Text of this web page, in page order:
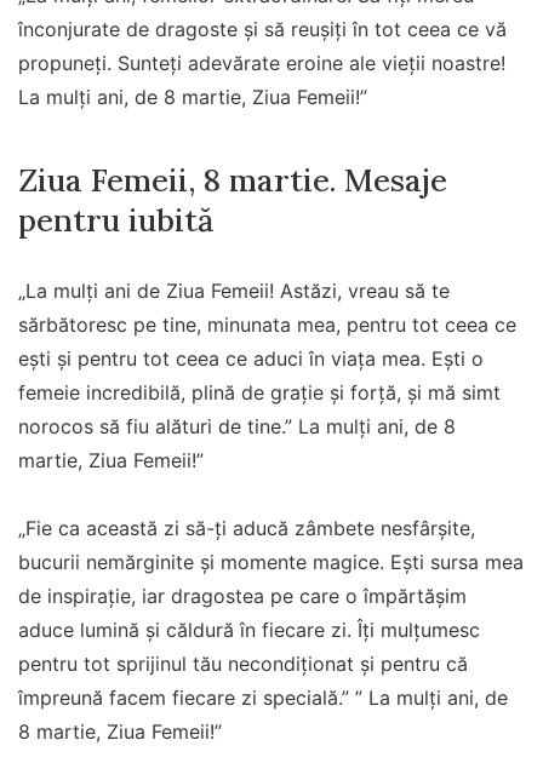
înconjurate de dragoste și să reușiți în tot ceea ce vă
propuneți. Sunteți adevărate eroine ale vieții noastre!
La mulţi ani, de 8 martie, Ziua Femeii!”
Ziua Femeii, 8 martie. Mesaje
pentru iubită
„La mulți ani de Ziua Femeii! Astăzi, vreau să te
sărbătoresc pe tine, minunata mea, pentru tot ceea ce
ești și pentru tot ceea ce aduci în viața mea. Ești o
femeie incredibilă, plină de grație și forță, și mă simt
norocos să fiu alături de tine.” La mulţi ani, de 8
martie, Ziua Femeii!”
„Fie ca această zi să-ți aducă zâmbete nesfârșite,
bucurii nemărginite și momente magice. Ești sursa mea
de inspirație, iar dragostea pe care o împărtășim
aduce lumină și căldură în fiecare zi. Îți mulțumesc
pentru tot sprijinul tău necondiționat și pentru că
împreună facem fiecare zi specială.” ” La mulţi ani, de
8 martie, Ziua Femeii!”